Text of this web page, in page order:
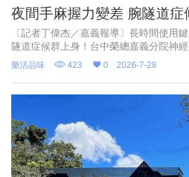
夜間手麻握力變差 腕隧道症
〔記者丁偉杰／嘉義報導〕長時間使用
隧道症候群上身！台中榮總嘉義分院神
隧道症候群典型症狀包括手掌前三指麻
顯，嚴重者甚至可能出現肌肉
樂活品味 423 0 2026-7-28